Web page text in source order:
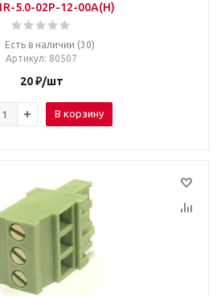
5.0-02P-12-00A(H)
Есть в наличии (30)
Артикул: 80507
20₽/шт
В корзину